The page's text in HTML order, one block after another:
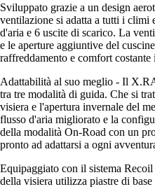
Sviluppato grazie a un design
ventilazione si adatta a tutti i climi
d'aria e 6 uscite di scarico. La
e le aperture aggiuntive del
raffreddamento e comfort
Adattabilità al suo meglio - Il
tra tre modalità di guida. Che si
visiera e l'apertura invernale del
flusso d'aria migliorato e la
della modalità On-Road con un
pronto ad adattarsi a ogni
Equipaggiato con il sistema
della visiera utilizza piastre di